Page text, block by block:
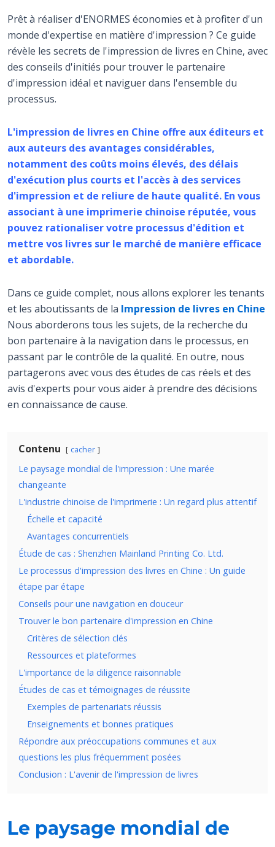
Prêt à réaliser d'ENORMES économies et à profiter d'un
monde d'expertise en matière d'impression ? Ce guide
révèle les secrets de l'impression de livres en Chine, avec
des conseils d'initiés pour trouver le partenaire
d'impression idéal et naviguer dans l'ensemble du
processus.
L'impression de livres en Chine offre aux éditeurs et
aux auteurs des avantages considérables,
notamment des coûts moins élevés, des délais
d'exécution plus courts et l'accès à des services
d'impression et de reliure de haute qualité. En vous
associant à une imprimerie chinoise réputée, vous
pouvez rationaliser votre processus d'édition et
mettre vos livres sur le marché de manière efficace
et abordable.
Dans ce guide complet, nous allons explorer les tenants
et les aboutissants de la Impression de livres en Chine
Nous aborderons tous les sujets, de la recherche du
bon partenaire à la navigation dans le processus, en
passant par le contrôle de la qualité. En outre, nous
partagerons avec vous des études de cas réels et des
avis d'experts pour vous aider à prendre des décisions
en connaissance de cause.
Contenu cacher
Le paysage mondial de l'impression : Une marée
changeante
L'industrie chinoise de l'imprimerie : Un regard plus attentif
Échelle et capacité
Avantages concurrentiels
Étude de cas : Shenzhen Mainland Printing Co. Ltd.
Le processus d'impression des livres en Chine : Un guide
étape par étape
Conseils pour une navigation en douceur
Trouver le bon partenaire d'impression en Chine
Critères de sélection clés
Ressources et plateformes
L'importance de la diligence raisonnable
Études de cas et témoignages de réussite
Exemples de partenariats réussis
Enseignements et bonnes pratiques
Répondre aux préoccupations communes et aux
questions les plus fréquemment posées
Conclusion : L'avenir de l'impression de livres
Le paysage mondial de